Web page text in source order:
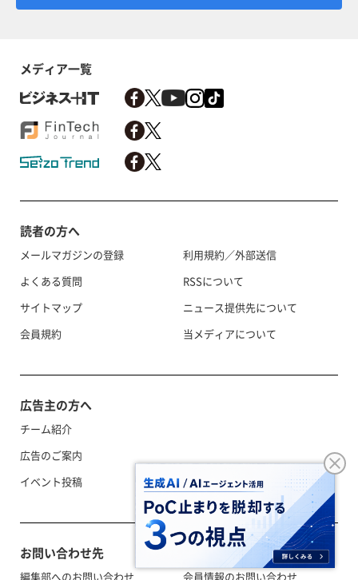
メディア一覧
読者の方へ
メールマガジンの登録
よくある質問
サイトマップ
会員規約
利用規約／外部送信
RSSについて
ニュース提供先について
当メディアについて
広告主の方へ
チーム紹介
広告のご案内
イベント投稿
お問い合わせ先
編集部へのお問い合わせ 会員情報のお問い合わせ